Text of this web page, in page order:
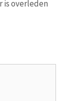
is overleden